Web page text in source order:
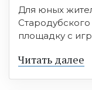
Для юных
площадку с
Читать далее